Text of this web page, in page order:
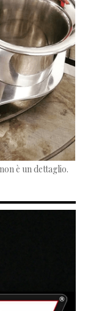
è un dettaglio.